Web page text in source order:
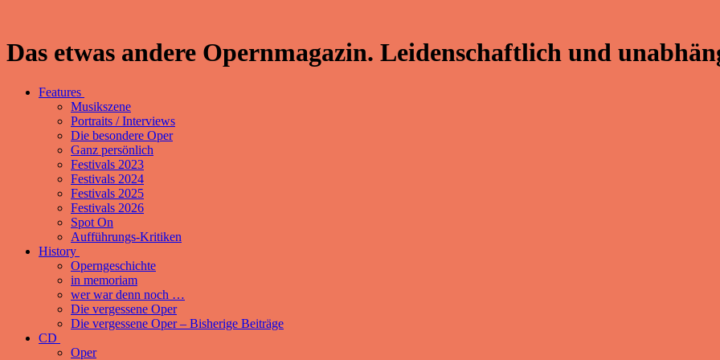
Das etwas andere Opernmagazin. Leidenschaftlich und
Features
Musikszene
Portraits / Interviews
Die besondere Oper
Ganz persönlich
Festivals 2023
Festivals 2024
Festivals 2025
Festivals 2026
Spot On
Aufführungs-Kritiken
History
Operngeschichte
in memoriam
wer war denn noch …
Die vergessene Oper
Die vergessene Oper – Bisherige Beiträge
CD
Oper